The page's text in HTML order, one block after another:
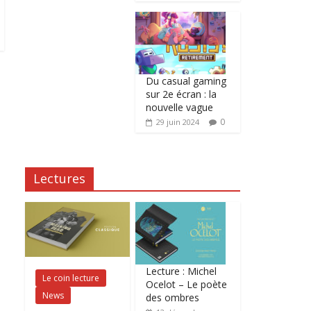
Du casual gaming
sur 2e écran : la
nouvelle vague
29 juin 2024 0
Lectures
Le coin lecture
News
Lecture : Michel
Ocelot – Le poète
des ombres